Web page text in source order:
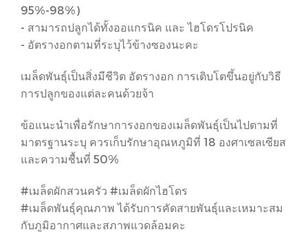
95%-98%)
- สามารถปลูกได้ทั้งออแกรนิค และ ไฮโดรโปรนิค
- อัตรางอกตามที่ระบุไว้ข้างซองนะคะ
เมล็ดพันธุ์เป็นสิ่งมีชีวิต อัตรางอก การเติบโตขึ้นอยู่กับวิธี
การปลูกของแต่ละคนด้วยจ้า
ข้อแนะนำเพื่อรักษาการงอกของเมล็ดพันธุ์เป็นไปตามที่
มาตรฐานระบุ ควรเก็บรักษาอุณหภูมิที่ 18 องศาเซลเซียส
และความชื้นที่ 50%
#เมล็ดผักสวนครัว #เมล็ดผักไฮโดร
#เมล็ดพันธุ์คุณภาพ ได้รับการคัดสายพันธุ์และเหมาะสม
กับภูมิอากาศและสภาพแวดล้อมคะ